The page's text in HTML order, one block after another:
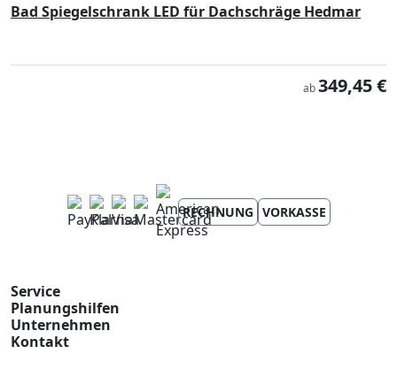
Bad Spiegelschrank LED für Dachschräge Hedmar
ab349,45 €
RECHNUNG VORKASSE
Service
Planungshilfen
Unternehmen
Kontakt